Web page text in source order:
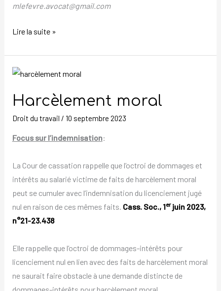
mlefevre.avocat@gmail.com
Lire la suite »
Harcèlement moral
Droit du travail / 10 septembre 2023
Focus sur l’indemnisation:
La Cour de cassation rappelle que l’octroi de dommages et
intérêts au salarié victime de faits de harcèlement moral
peut se cumuler avec l’indemnisation du licenciement jugé
nul en raison de ces mêmes faits. Cass. Soc., 1erjuin 2023,
n°21-23.438
Elle rappelle que l’octroi de dommages-intérêts pour
licenciement nul en lien avec des faits de harcèlement moral
ne saurait faire obstacle à une demande distincte de
Harcèlement